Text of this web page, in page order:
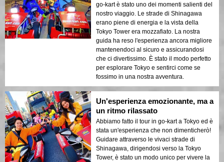
go-kart è stato uno dei momenti salienti del
nostro viaggio. Le strade di Shinagawa
erano piene di energia e la vista della
Tokyo Tower era mozzafiato. La nostra
guida ha reso l'esperienza ancora migliore
mantenendoci al sicuro e assicurandosi
che ci divertissimo. È stato il modo perfetto
per esplorare Tokyo e sentirci come se
fossimo in una nostra avventura.
Un'esperienza emozionante, ma a
un ritmo rilassato
Abbiamo fatto il tour in go-kart a Tokyo ed è
stata un'esperienza che non dimenticherò!
Guidare attraverso le vivaci strade di
Shinagawa, dirigendosi verso la Tokyo
Tower, è stato un modo unico per vivere la